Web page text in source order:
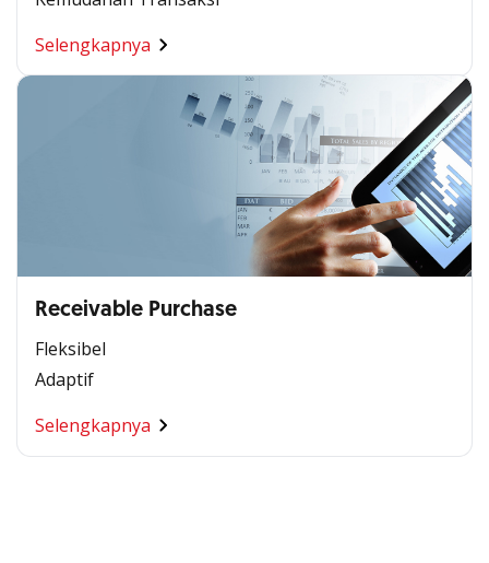
Selengkapnya
Receivable Purchase
Fleksibel
Adaptif
Selengkapnya